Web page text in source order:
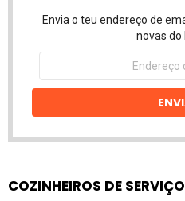
Envia o teu endereço de
novas do
Endereço
email
COZINHEIROS DE SERVIÇO